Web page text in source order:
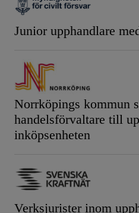
Junior upphandlare
Norrköpings kommun
handelsförvaltare till
inköpsenheten
Verksjurister inom